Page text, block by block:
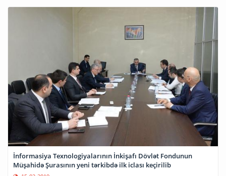
İnformasiya Texnologiyalarının İnkişafı Dövlət Fondunun
Müşahidə Şurasının yeni tərkibdə ilk iclası keçirilib